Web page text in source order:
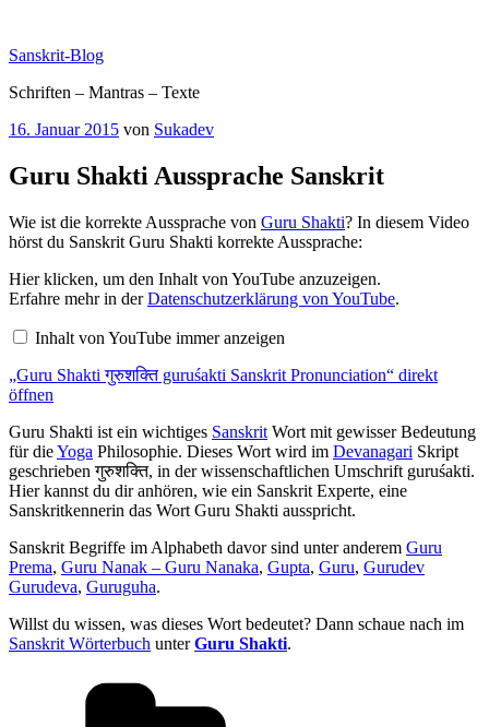
springen
Sanskrit-Blog
Schriften – Mantras – Texte
Veröffentlicht
16. Januar 2015 von Sukadev
Guru Shakti Aussprache Sanskrit
Wie ist die korrekte Aussprache von Guru Shakti? In diesem Video
hörst du Sanskrit Guru Shakti korrekte Aussprache:
„Guru
Shakti
गुरुशक्ति
guruśakti
Sanskrit
von
YouTube
Hier klicken, um den Inhalt von YouTube anzuzeigen.
Erfahre mehr in derDatenschutzerklärung von YouTube.
Inhalt von YouTube immer anzeigen
„Guru Shakti गुरुशक्ति guruśakti Sanskrit Pronunciation“ direkt
öffnen
Guru Shakti ist ein wichtiges Sanskrit Wort mit gewisser Bedeutung
für dieYoga Philosophie. Dieses Wort wird im Devanagari Skript
geschrieben गुरुशक्ति, in der wissenschaftlichen Umschrift guruśakti.
Hier kannst du dir anhören, wie ein Sanskrit Experte, eine
Sanskritkennerin das Wort Guru Shakti ausspricht.
Sanskrit Begriffe im Alphabeth davor sind unter anderem Guru
Prema, Guru Nanak – Guru Nanaka, Gupta, Guru, Gurudev
Gurudeva, Guruguha.
Willst du wissen, was dieses Wort bedeutet? Dann schaue nach im
Sanskrit Wörterbuch unterGuru Shakti.